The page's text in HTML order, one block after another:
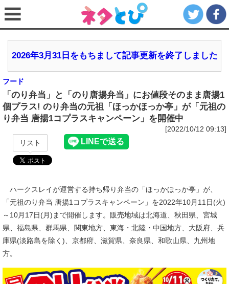
2026年3月31日をもちまして記事更新を終了しました
フード
「のり弁当」と「のり唐揚弁当」にお値段そのまま唐揚1
個プラス! のり弁当の元祖「ほっかほっか亭」が「元祖の
り弁当 唐揚1コプラスキャンペーン」を開催中
[2022/10/12 09:13]
リスト
ハークスレイが運営する持ち帰り弁当の「ほっかほっか亭」が、
「元祖のり弁当 唐揚1コプラスキャンペーン」を2022年10月11日(火)
～10月17日(月)まで開催します。販売地域は北海道、秋田県、宮城
県、福島県、群馬県、関東地方、東海・北陸・中国地方、大阪府、兵
庫県(淡路島を除く)、京都府、滋賀県、奈良県、和歌山県、九州地
方。